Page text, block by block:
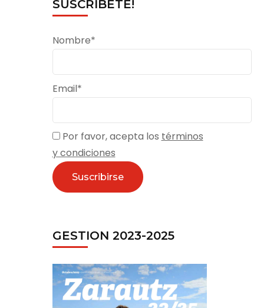
SUSCRÍBETE!
Nombre*
Email*
Por favor, acepta los términos
y condiciones
GESTION 2023-2025